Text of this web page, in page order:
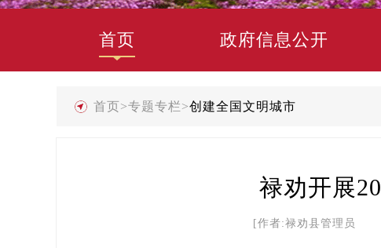
首页 政府信息公开
首页>专题专栏>创建全国文明城市
禄劝开展
[作者:禄劝县管理